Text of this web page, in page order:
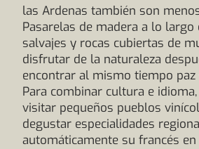
las Ardenas también son
Pasarelas de madera a lo largo
salvajes y rocas cubiertas de
disfrutar de la naturaleza
encontrar al mismo tiempo
Para combinar cultura e
visitar pequeños pueblos
degustar especialidades
automáticamente su francés